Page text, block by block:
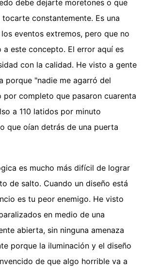
debe dejarte moretones o que
constantemente. Es una
eventos extremos, pero que no
a este concepto. El error aquí es
con la calidad. He visto a gente
porque "nadie me agarró del
por completo que pasaron cuarenta
a 110 latidos por minuto
que oían detrás de una puerta
es mucho más difícil de lograr
de salto. Cuando un diseño está
es tu peor enemigo. He visto
en medio de una
abierta, sin ninguna amenaza
porque la iluminación y el diseño
de que algo horrible va a